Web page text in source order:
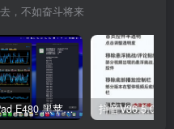
，不如奋斗将来
ThinkPad E480 黑苹果完美Tahoe的EFI分享（2026.03.01更新） 抖音V36.5.0 内